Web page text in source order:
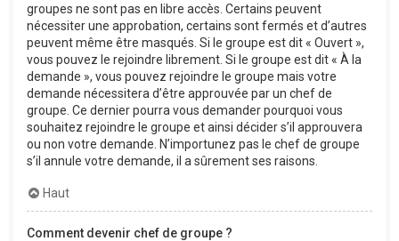
groupes ne sont pas en libre accès. Certains peuvent
nécessiter une approbation, certains sont fermés et d’autres
peuvent même être masqués. Si le groupe est dit « Ouvert »,
vous pouvez le rejoindre librement. Si le groupe est dit « À la
demande », vous pouvez rejoindre le groupe mais votre
demande nécessitera d’être approuvée par un chef de
groupe. Ce dernier pourra vous demander pourquoi vous
souhaitez rejoindre le groupe et ainsi décider s’il approuvera
ou non votre demande. N’importunez pas le chef de groupe
s’il annule votre demande, il a sûrement ses raisons.
Haut
Comment devenir chef de groupe ?